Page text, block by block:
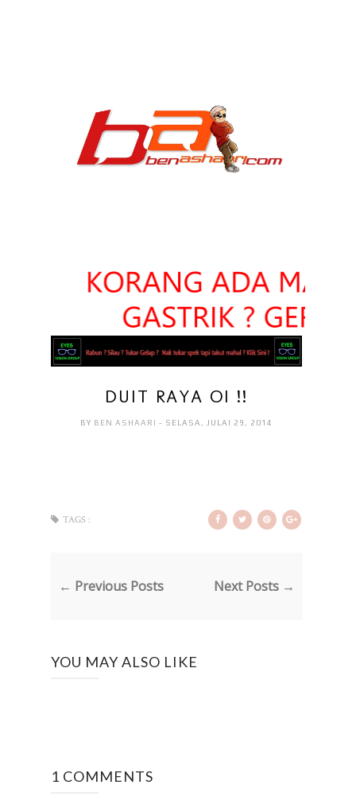
DUIT RAYA OI !!
BY BEN ASHAARI- SELASA, JULAI 29, 2014
TAGS :
← Previous Posts Next Posts →
YOU MAY ALSO LIKE
1 COMMENTS